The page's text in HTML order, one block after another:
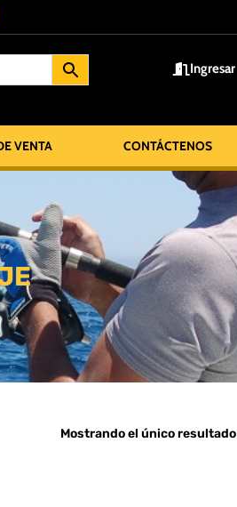
Ingresar
VENTA CONTÁCTENOS
Mostrando el único resultado